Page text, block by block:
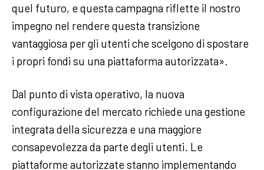
quel futuro, e questa campagna riflette il nostro
impegno nel rendere questa transizione
vantaggiosa per gli utenti che scelgono di spostare
i propri fondi su una piattaforma autorizzata».
Dal punto di vista operativo, la nuova
configurazione del mercato richiede una gestione
integrata della sicurezza e una maggiore
consapevolezza da parte degli utenti. Le
piattaforme autorizzate stanno implementando